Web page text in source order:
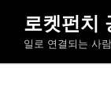
로
로켓펀치
일로 연결되는 사